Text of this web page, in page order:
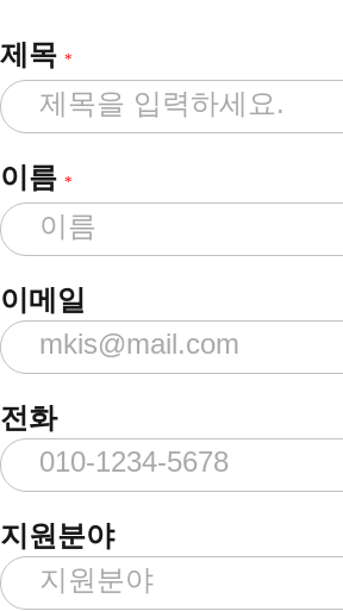
제목 *
이름 *
이메일
전화
지원분야